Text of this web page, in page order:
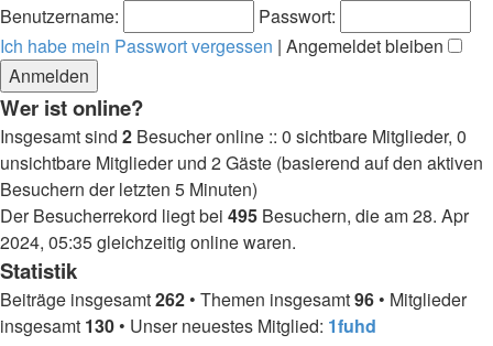
Benutzername:
Passwort:
Ich habe mein Passwort vergessen | Angemeldet bleiben
Wer ist online?
Insgesamt sind 2 Besucher online :: 0 sichtbare Mitglieder, 0
unsichtbare Mitglieder und 2 Gäste (basierend auf den aktiven
Besuchern der letzten 5 Minuten)
Der Besucherrekord liegt bei 495 Besuchern, die am 28. Apr
2024, 05:35 gleichzeitig online waren.
Statistik
Beiträge insgesamt262 • Themen insgesamt96 • Mitglieder
insgesamt 130 • Unser neuestes Mitglied: 1fuhd